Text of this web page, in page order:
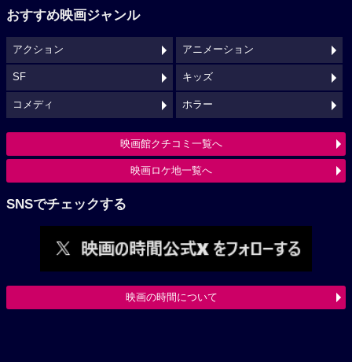
おすすめ映画ジャンル
アクション アニメーション
SF キッズ
コメディ ホラー
映画館クチコミ一覧へ
映画ロケ地一覧へ
SNSでチェックする
映画の時間について